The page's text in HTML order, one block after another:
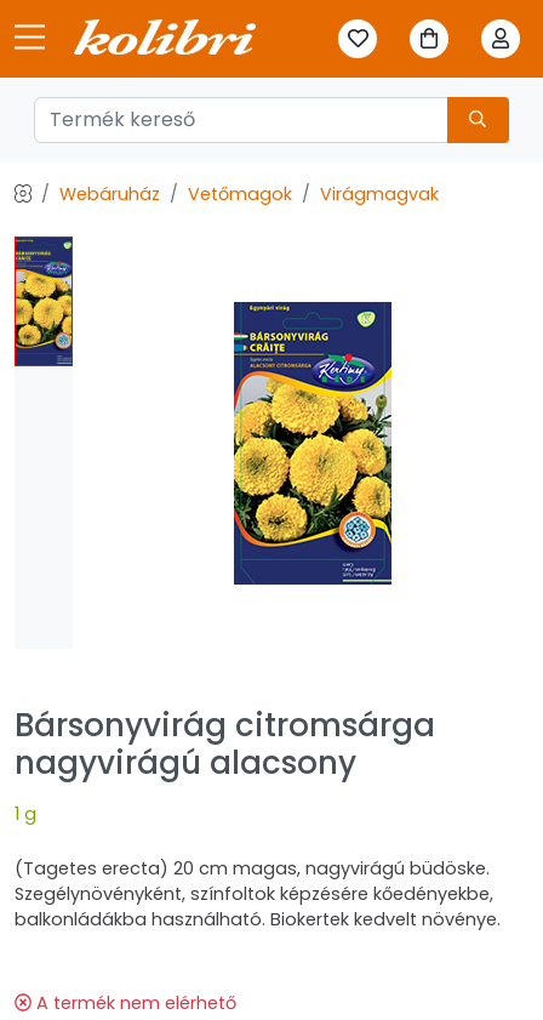
Webáruház Vetőmagok Virágmagvak
Bársonyvirág citromsárga
nagyvirágú alacsony
1 g
(Tagetes erecta) 20 cm magas, nagyvirágú büdöske.
Szegélynövényként, színfoltok képzésére kőedényekbe,
balkonládákba használható. Biokertek kedvelt növénye.
A termék nem elérhető